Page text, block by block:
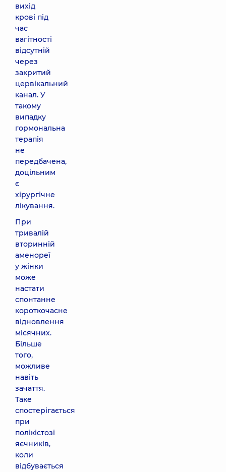
вихід
крові під
час
вагітності
відсутній
через
закритий
цервікальний
канал. У
такому
випадку
гормональна
терапія
не
передбачена,
доцільним
є
хірургічне
лікування.
При
тривалій
вторинній
аменореї
у жінки
може
настати
спонтанне
короткочасне
відновлення
місячних.
Більше
того,
можливе
навіть
зачаття.
Таке
спостерігається
при
полікістозі
яєчників,
коли
відбувається